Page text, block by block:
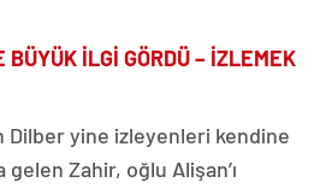
BÜYÜK İLGİ GÖRDÜ – İZLEMEK
Dilber yine izleyenleri kendine
gelen Zahir, oğlu Alişan’ı